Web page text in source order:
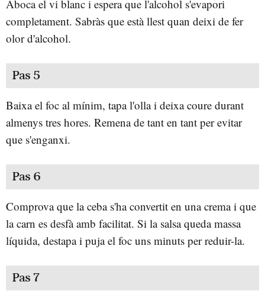
Aboca el vi blanc i espera que l'alcohol s'evapori
completament. Sabràs que està llest quan deixi de fer
olor d'alcohol.
Pas 5
Baixa el foc al mínim, tapa l'olla i deixa coure durant
almenys tres hores. Remena de tant en tant per evitar
que s'enganxi.
Pas 6
Comprova que la ceba s'ha convertit en una crema i que
la carn es desfà amb facilitat. Si la salsa queda massa
líquida, destapa i puja el foc uns minuts per reduir-la.
Pas 7